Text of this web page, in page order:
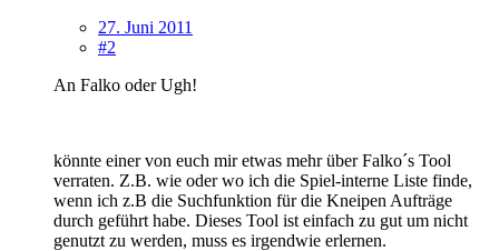
27. Juni 2011
#2
An Falko oder Ugh!
könnte einer von euch mir etwas mehr über Falko´s Tool
verraten. Z.B. wie oder wo ich die Spiel-interne Liste finde,
wenn ich z.B die Suchfunktion für die Kneipen Aufträge
durch geführt habe. Dieses Tool ist einfach zu gut um nicht
genutzt zu werden, muss es irgendwie erlernen.